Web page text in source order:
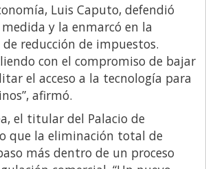
Luis Caputo, defendió
y la enmarcó en la
reducción de impuestos.
con el compromiso de bajar
el acceso a la tecnología para
afirmó.
el titular del Palacio de
que la eliminación total de
más dentro de un proceso